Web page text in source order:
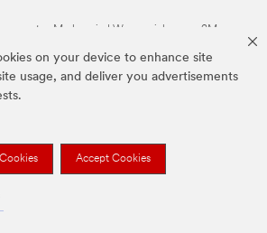
on your device to enhance site
usage, and deliver you advertisements
Accept Cookies
Marken sind Warenzeichen von 3M.